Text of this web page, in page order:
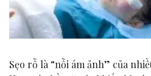
Sẹo rỗ là “nỗi ám ảnh” của